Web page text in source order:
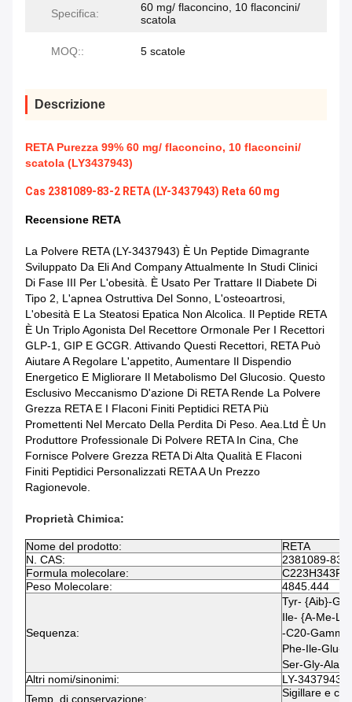
Specifica:
60 mg/ flaconcino, 10 flaconcini/
scatola
MOQ:: 5 scatole
Descrizione
RETA Purezza 99% 60 mg/ flaconcino, 10 flaconcini/
scatola (LY3437943)
Cas 2381089-83-2 RETA (LY-3437943) Reta 60 mg
Recensione RETA
La Polvere RETA (LY-3437943) È Un Peptide Dimagrante
Sviluppato Da Eli And Company Attualmente In Studi Clinici
Di Fase III Per L'obesità. È Usato Per Trattare Il Diabete Di
Tipo 2, L'apnea Ostruttiva Del Sonno, L'osteoartrosi,
L'obesità E La Steatosi Epatica Non Alcolica. Il Peptide RETA
È Un Triplo Agonista Del Recettore Ormonale Per I Recettori
GLP-1, GIP E GCGR. Attivando Questi Recettori, RETA Può
Aiutare A Regolare L'appetito, Aumentare Il Dispendio
Energetico E Migliorare Il Metabolismo Del Glucosio. Questo
Esclusivo Meccanismo D'azione Di RETA Rende La Polvere
Grezza RETA E I Flaconi Finiti Peptidici RETA Più
Promettenti Nel Mercato Della Perdita Di Peso. Aea.ltd È Un
Produttore Professionale Di Polvere RETA In Cina, Che
Fornisce Polvere Grezza RETA Di Alta Qualità E Flaconi
Finiti Peptidici Personalizzati RETA A Un Prezzo
Ragionevole.
Proprietà Chimica:
Nome del prodotto:
RETA
N. CAS:
2381089-83-2
Formula molecolare:
Peso Molecolare:
4845.444
Sequenza:
Tyr- {Aib}-
Ile- {α-Me-
-C20-
Phe-Ile-Glu-
Ser-Gly-Ala-
Altri nomi/sinonimi:
LY-3437943
Temp. di conservazione:
Sigillare e